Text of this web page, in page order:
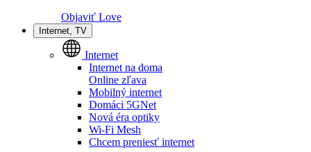
Objaviť Love
Internet, TV
Internet
Internet na doma
Online zľava
Mobilný internet
Domáci 5GNet
Nová éra optiky
Wi-Fi Mesh
Chcem preniesť internet